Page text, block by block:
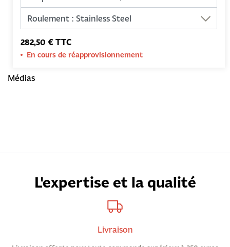
282,50 € TTC
En cours de réapprovisionnement
Médias
L'expertise et la qualité
Livraison